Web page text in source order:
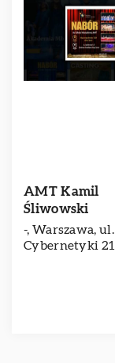
AMT Kamil
Śliwowski
-, Warszawa, ul.
Cybernetyki 21